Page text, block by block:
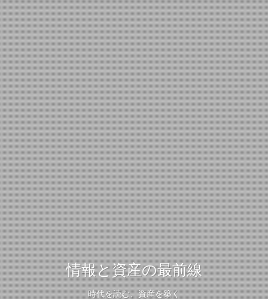
情報と資産の最前線
時代を読む、資産を築く